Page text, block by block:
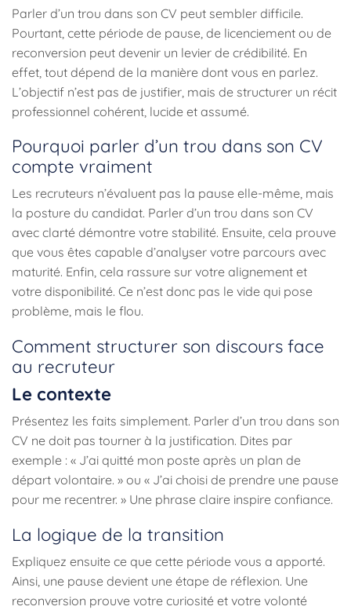
Parler d’un trou dans son CV peut sembler difficile.
Pourtant, cette période de pause, de licenciement ou de
reconversion peut devenir un levier de crédibilité. En
effet, tout dépend de la manière dont vous en parlez.
L’objectif n’est pas de justifier, mais de structurer un récit
professionnel cohérent, lucide et assumé.
Pourquoi parler d’un trou dans son CV
compte vraiment
Les recruteurs n’évaluent pas la pause elle-même, mais
la posture du candidat. Parler d’un trou dans son CV
avec clarté démontre votre stabilité. Ensuite, cela prouve
que vous êtes capable d’analyser votre parcours avec
maturité. Enfin, cela rassure sur votre alignement et
votre disponibilité. Ce n’est donc pas le vide qui pose
problème, mais le flou.
Comment structurer son discours face
au recruteur
Le contexte
Présentez les faits simplement. Parler d’un trou dans son
CV ne doit pas tourner à la justification. Dites par
exemple : « J’ai quitté mon poste après un plan de
départ volontaire. » ou « J’ai choisi de prendre une pause
pour me recentrer. » Une phrase claire inspire confiance.
La logique de la transition
Expliquez ensuite ce que cette période vous a apporté.
Ainsi, une pause devient une étape de réflexion. Une
reconversion prouve votre curiosité et votre volonté